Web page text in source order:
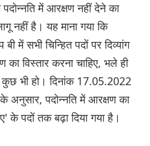
में आरक्षण नहीं देने का
नहीं है। यह माना गया कि
में सभी चिन्हित पदों पर दिव्यांग
का विस्तार करना चाहिए, भले ही
कुछ भी हो। दिनांक 17.05.2022
के अनुसार, पदोन्नति में आरक्षण का
के पदों तक बढ़ा दिया गया है।